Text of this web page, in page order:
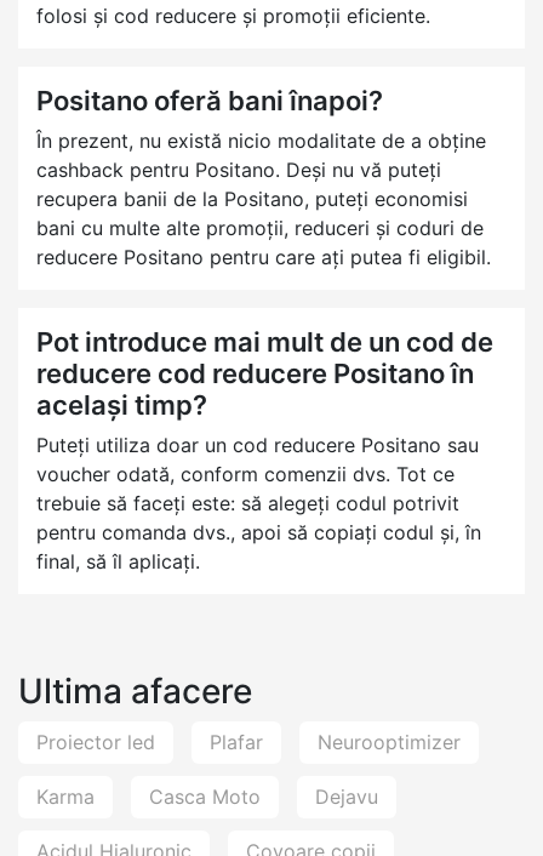
folosi și cod reducere și promoții eficiente.
Positano oferă bani înapoi?
În prezent, nu există nicio modalitate de a obține
cashback pentru Positano. Deși nu vă puteți
recupera banii de la Positano, puteți economisi
bani cu multe alte promoții, reduceri și coduri de
reducere Positano pentru care ați putea fi eligibil.
Pot introduce mai mult de un cod de
reducere cod reducere Positano în
același timp?
Puteți utiliza doar un cod reducere Positano sau
voucher odată, conform comenzii dvs. Tot ce
trebuie să faceți este: să alegeți codul potrivit
pentru comanda dvs., apoi să copiați codul și, în
final, să îl aplicați.
Ultima afacere
Proiector led Plafar Neurooptimizer
Karma Casca Moto Dejavu
Acidul Hialuronic Covoare copii